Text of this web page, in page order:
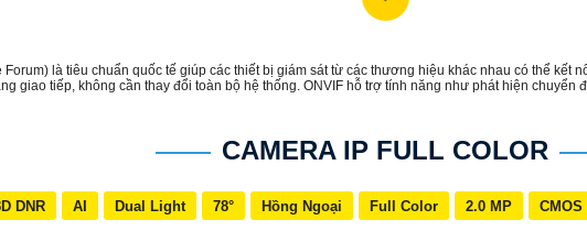
là tiêu chuẩn quốc tế giúp các thiết bị giám sát từ các thương hiệu khác nhau có thể kết
giao tiếp, không cần thay đổi toàn bộ hệ thống. ONVIF hỗ trợ tính năng như phát hiện
CAMERA IP FULL COLOR
DNR AI Dual Light 78° Hồng Ngoại Full Color 2.0 MP CMOS